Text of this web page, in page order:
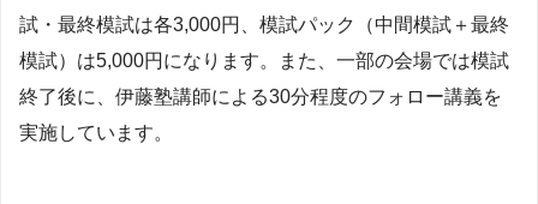
試・最終模試は各3,000円、模試パック（中間模試＋最終
模試）は5,000円になります。また、一部の会場では模試
終了後に、伊藤塾講師による30分程度のフォロー講義を
実施しています。